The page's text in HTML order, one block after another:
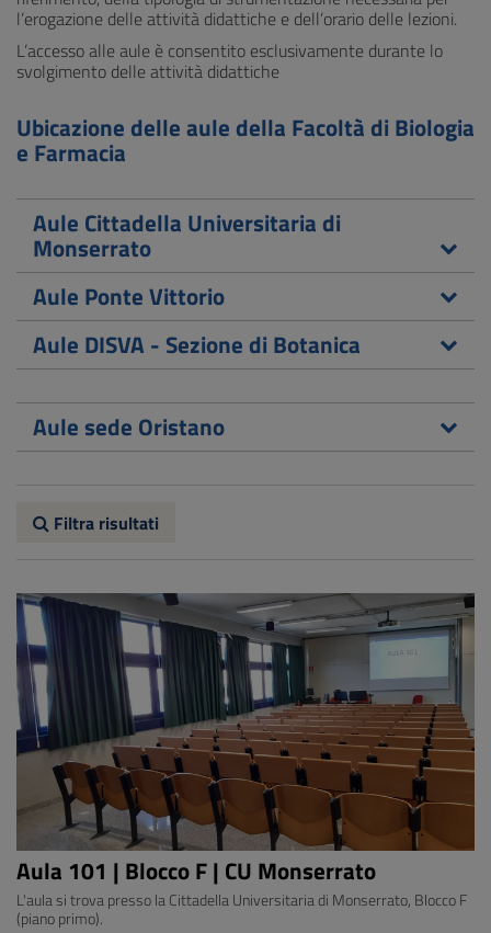
l’erogazione delle attività didattiche e dell’orario delle lezioni.
L’accesso alle aule è consentito esclusivamente durante lo
svolgimento delle attività didattiche
Ubicazione delle aule della Facoltà di Biologia
e Farmacia
Aule Cittadella Universitaria di
Monserrato
Aule Ponte Vittorio
Aule DISVA - Sezione di Botanica
Aule sede Oristano
Filtra risultati
Aula 101 | Blocco F | CU Monserrato
L'aula si trova presso la Cittadella Universitaria di Monserrato, Blocco F
(piano primo).